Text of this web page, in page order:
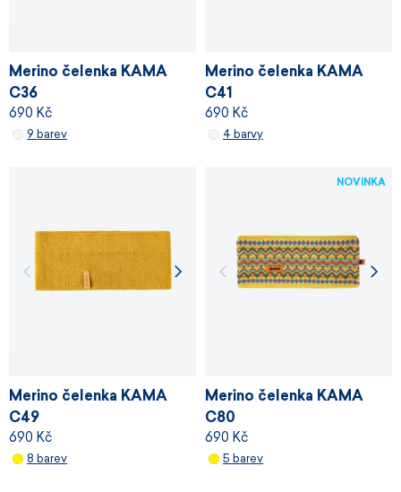
Merino čelenka KAMA
C36
690 Kč
9 barev
Merino čelenka KAMA
C41
690 Kč
4 barvy
Merino čelenka KAMA
C49
690 Kč
8 barev
Merino čelenka KAMA
C80
690 Kč
5 barev
NOVINKA